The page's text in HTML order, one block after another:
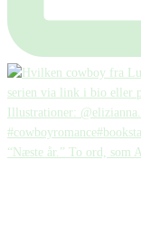
“Næste år.” To ord, som